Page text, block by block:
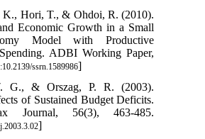
K., Hori, T., & Ohdoi, R. (2010).
Economic Growth in a Small
Model with Productive
ADBI Working Paper,
ssrn.1589986]
G., & Orszag, P. R. (2003).
of Sustained Budget Deficits.
Journal, 56(3), 463-485.
]